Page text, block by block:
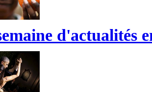
d'actualités